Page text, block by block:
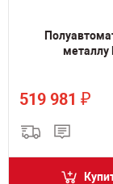
металлу
519 981 ₽